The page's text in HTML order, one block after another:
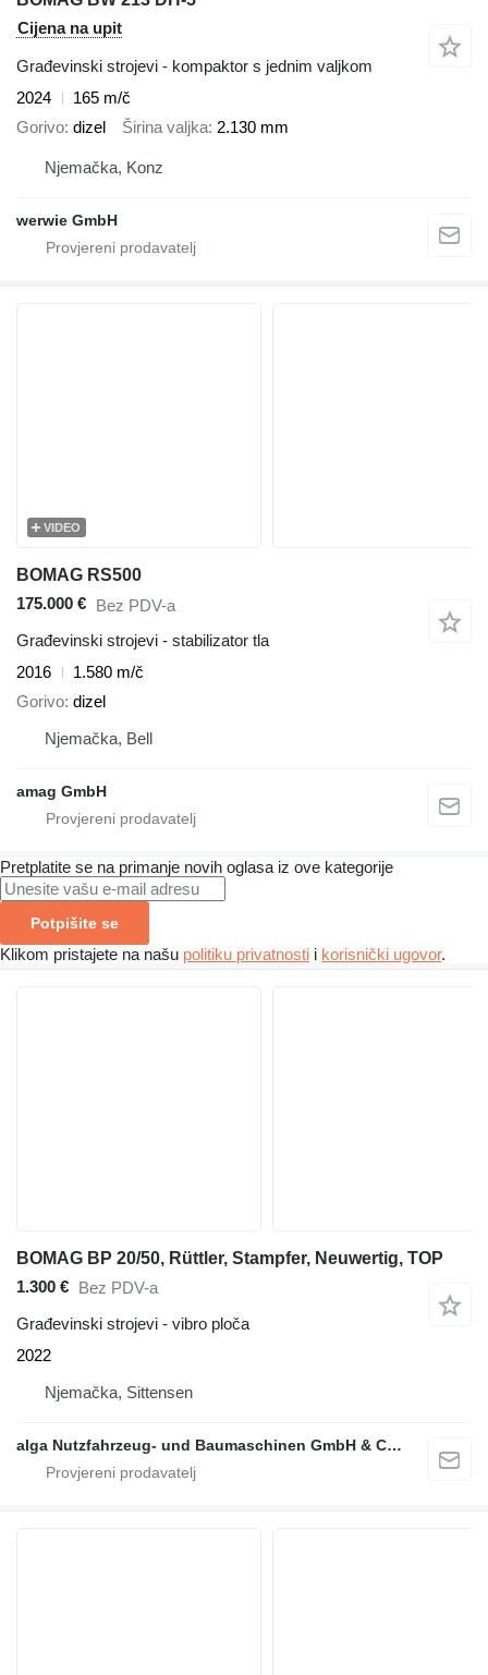
Cijena na upit
Građevinski strojevi - kompaktor s jednim valjkom
2024
165 m/č
Gorivo dizel Širina valjka 2.130 mm
Njemačka, Konz
werwie GmbH
VIDEO
BOMAG RS500
175.000 € Bez PDV-a
Građevinski strojevi - stabilizator tla
2016
1.580 m/č
Gorivo dizel
Njemačka, Bell
amag GmbH
Pretplatite se na primanje novih oglasa iz ove kategorije
Potpišite se
Klikom pristajete na našu politiku privatnosti i korisnički ugovor.
BOMAG BP 20/50, Rüttler, Stampfer, Neuwertig, TOP
1.300 € Bez PDV-a
Građevinski strojevi - vibro ploča
2022
Njemačka, Sittensen
alga Nutzfahrzeug- und Baumaschinen GmbH & Co. KG